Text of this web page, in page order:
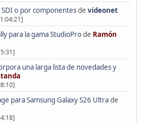
o por componentesde videonet
para la gama StudioProde Ramón
una larga lista de novedades y
para Samsung Galaxy S26 Ultrade